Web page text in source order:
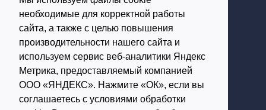
необходимые для корректной работы
сайта, а также с целью повышения
производительности нашего сайта и
используем сервис веб-аналитики Яндекс
Метрика, предоставляемый компанией
ООО «ЯНДЕКС». Нажмите «ОК», если вы
соглашаетесь с условиями обработки
16+
© Использование материалов возможно только с
письменного разрешения администрации портала
Редакция портала:
Обратиться в Макс